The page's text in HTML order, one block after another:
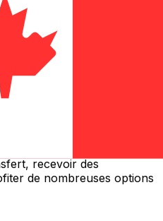
recevoir des
de nombreuses options